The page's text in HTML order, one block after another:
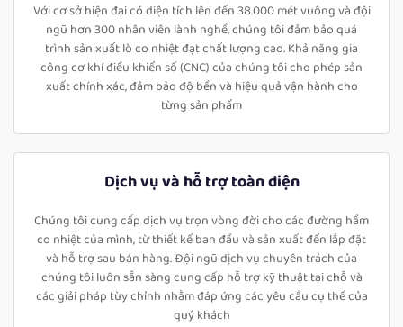
Với cơ sở hiện đại có diện tích lên đến 38.000 mét vuông và đội
ngũ hơn 300 nhân viên lành nghề, chúng tôi đảm bảo quá
trình sản xuất lò co nhiệt đạt chất lượng cao. Khả năng gia
công cơ khí điều khiển số (CNC) của chúng tôi cho phép sản
xuất chính xác, đảm bảo độ bền và hiệu quả vận hành cho
từng sản phẩm
Dịch vụ và hỗ trợ toàn diện
Chúng tôi cung cấp dịch vụ trọn vòng đời cho các đường hầm
co nhiệt của mình, từ thiết kế ban đầu và sản xuất đến lắp đặt
và hỗ trợ sau bán hàng. Đội ngũ dịch vụ chuyên trách của
chúng tôi luôn sẵn sàng cung cấp hỗ trợ kỹ thuật tại chỗ và
các giải pháp tùy chỉnh nhằm đáp ứng các yêu cầu cụ thể của
quý khách